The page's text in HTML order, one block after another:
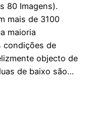
80 Imagens).
mais de 3100
maioria
condições de
objecto de
de baixo são…